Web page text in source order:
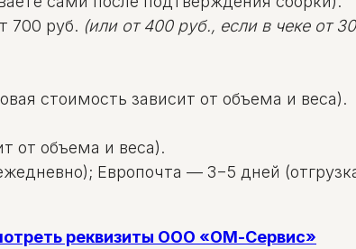
700 руб. (или от 400 руб., если в чеке от
стоимость зависит от объема и веса).
от объема и веса).
Европочта — 3−5 дней
реквизиты ООО «ОМ-Сервис»